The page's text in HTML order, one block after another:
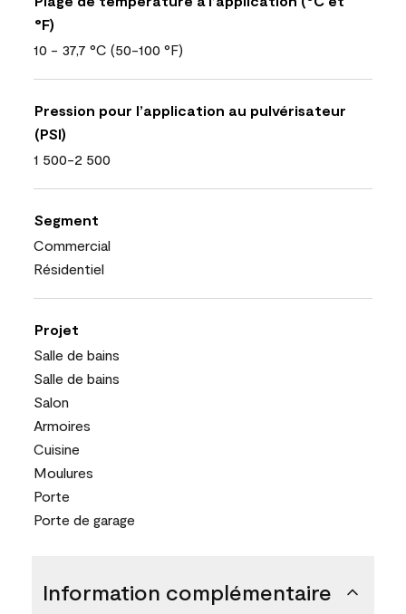
°F)
10 - 37,7 °C (50-100 °F)
Pression pour l’application au pulvérisateur
(PSI)
1 500-2 500
Segment
Commercial
Résidentiel
Projet
Salle de bains
Salle de bains
Salon
Armoires
Cuisine
Moulures
Porte
Porte de garage
Information complémentaire